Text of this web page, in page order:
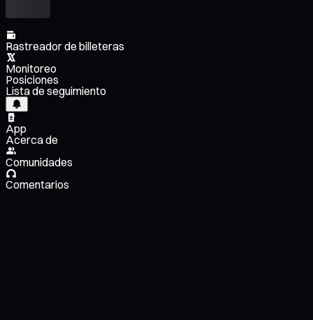
Rastreador de billeteras
Monitoreo
Posiciones
Lista de seguimiento
App
Acerca de
Comunidades
Comentarios